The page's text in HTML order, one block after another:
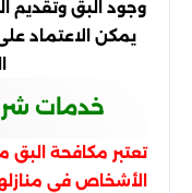
وجود البق وتقديم
يمكن الاعتماد
خدمات
تعتبر مكافحة البق
الأشخاص في